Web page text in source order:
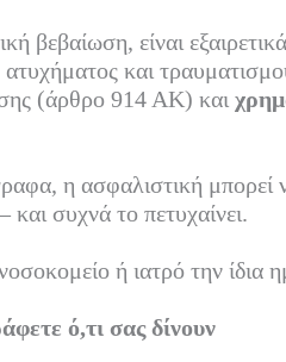
βεβαίωση, είναι
ατυχήματος και
(άρθρο 914 ΑΚ) και
η ασφαλιστική μπορεί
συχνά το πετυχαίνει.
ή ιατρό την
ό,τι σας δίνουν